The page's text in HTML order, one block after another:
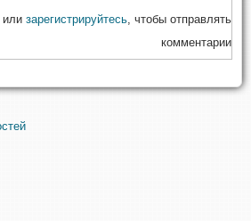
или зарегистрируйтесь , чтобы отправлять
комментарии